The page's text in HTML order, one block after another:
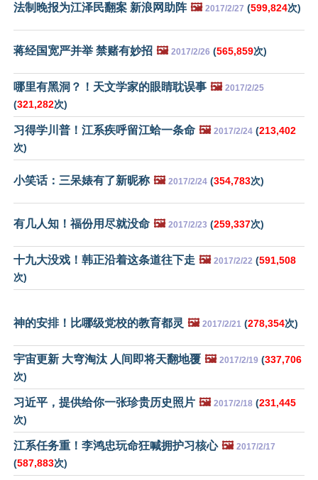
法制晚报为江泽民翻案 新浪网助阵 🖼️ 2017/2/27 (599,824次)
蒋经国宽严并举 禁赌有妙招 🖼️ 2017/2/26 (565,859次)
哪里有黑洞？！天文学家的眼睛耽误事 🖼️ 2017/2/25
(321,282次)
习得学川普！江系疾呼留江蛤一条命 🖼️ 2017/2/24 (213,402
次)
小笑话：三呆婊有了新昵称 🖼️ 2017/2/24 (354,783次)
有几人知！福份用尽就没命 🖼️ 2017/2/23 (259,337次)
十九大没戏！韩正沿着这条道往下走 🖼️ 2017/2/22 (591,508
次)
神的安排！比哪级党校的教育都灵 🖼️ 2017/2/21 (278,354次)
宇宙更新 大穹淘汰 人间即将天翻地覆 🖼️ 2017/2/19 (337,706
次)
习近平，提供给你一张珍贵历史照片 🖼️ 2017/2/18 (231,445
次)
江系任务重！李鸿忠玩命狂喊拥护习核心 🖼️ 2017/2/17
(587,883次)